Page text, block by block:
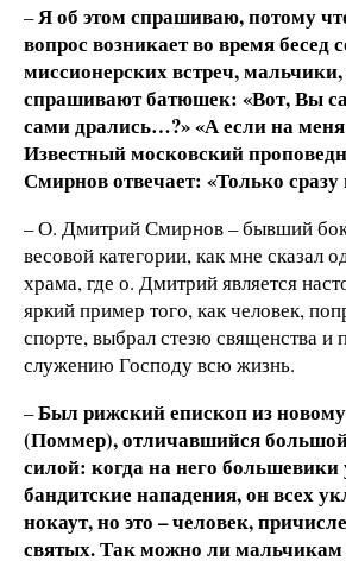
–Я об этом спрашиваю, потому
вопрос возникает во время бесед
миссионерских встреч,
спрашивают батюшек: «Вот, Вы
сами дрались…?» «А если на
Известный московский
Смирнов отвечает: «Только
– О. Дмитрий Смирнов – бывший
весовой категории, как мне сказал
храма, где о. Дмитрий является
яркий пример того, как человек,
спорте, выбрал стезю священства и
служению Господу всю жизнь.
–Был рижский епископ из
(Поммер), отличавшийся
силой: когда на него большевики
бандитские нападения, он всех
нокаут, но это – человек,
святых. Так можно ли мальчикам